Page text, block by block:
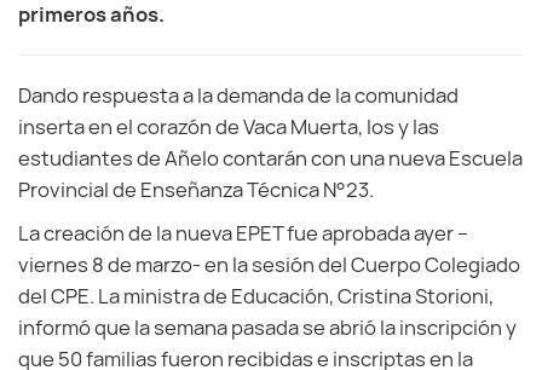
primeros años.
Dando respuesta a la demanda de la comunidad
inserta en el corazón de Vaca Muerta, los y las
estudiantes de Añelo contarán con una nueva Escuela
Provincial de Enseñanza Técnica N°23.
La creación de la nueva EPET fue aprobada ayer –
viernes 8 de marzo- en la sesión del Cuerpo Colegiado
del CPE. La ministra de Educación, Cristina Storioni,
informó que la semana pasada se abrió la inscripción y
que 50 familias fueron recibidas e inscriptas en la